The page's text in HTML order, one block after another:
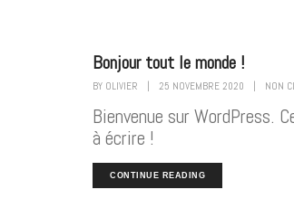
Bonjour tout le monde !
BY OLIVIER | 25 NOVEMBRE 2020 | NON
Bienvenue sur WordPress.
à écrire !
CONTINUE READING